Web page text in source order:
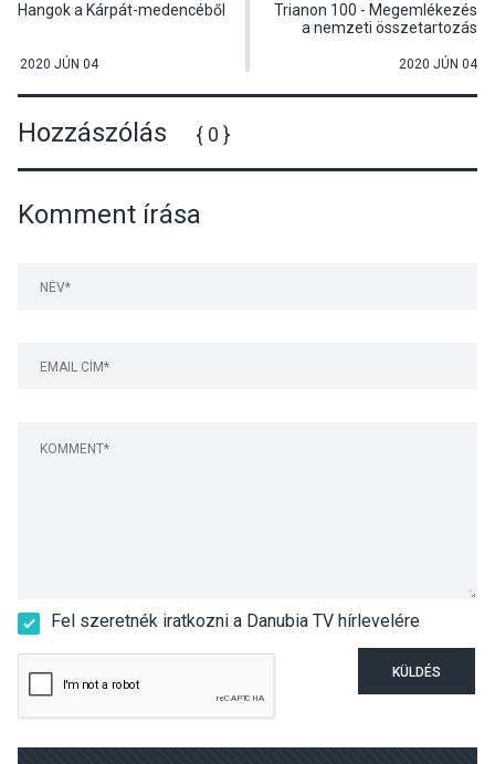
Hangok a Kárpát-medencéből
2020 JÚN 04
Trianon 100 - Megemlékezés
a nemzeti összetartozás
2020 JÚN 04
Hozzászólás { 0 }
Komment írása
Fel szeretnék iratkozni a Danubia TV hírlevelére
KÜLDÉS